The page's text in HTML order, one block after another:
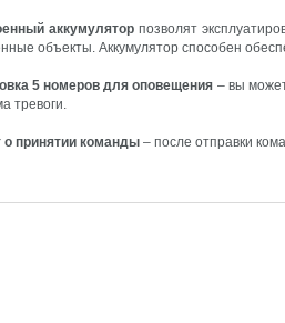
аккумулятор позволят
объекты. Аккумулятор способен
5 номеров для оповещения – вы
тревоги.
о принятии команды – после отправки